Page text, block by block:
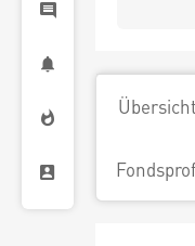
Übersicht